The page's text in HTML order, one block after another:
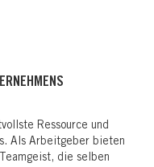
Ressource und
Als Arbeitgeber bieten
die selben